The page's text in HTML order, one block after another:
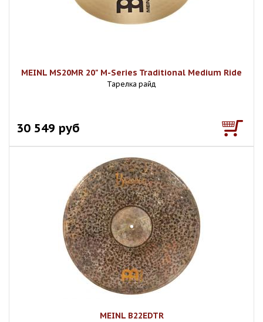
MEINL MS20MR 20" M-Series Traditional Medium Ride
Тарелка райд
30 549 руб
MEINL B22EDTR